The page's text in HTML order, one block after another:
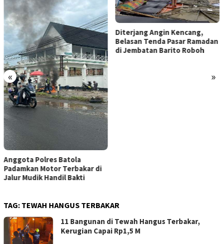
« »
Anggota Polres Batola
Padamkan Motor Terbakar di
Jalur Mudik Handil Bakti
Diterjang Angin Kencang,
Belasan Tenda Pasar Ramadan
di Jembatan Barito Roboh
TAG: TEWAH HANGUS TERBAKAR
11 Bangunan di Tewah Hangus Terbakar,
Kerugian Capai Rp1,5 M